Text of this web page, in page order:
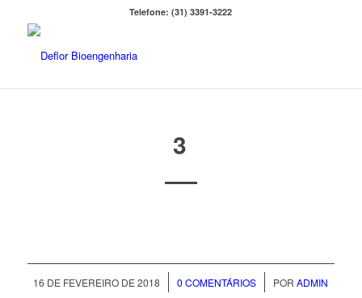
Telefone: (31) 3391-3222
3
16 DE FEVEREIRO DE 2018
/ 0 COMENTÁRIOS
/ PORADMIN